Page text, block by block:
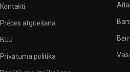
Kontakti
Prēces atgriešana
BUJ
Privātuma politika